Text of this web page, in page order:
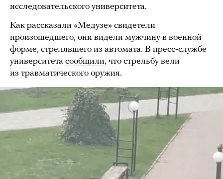
исследовательского университета.
Как рассказали «Медузе» свидетели
произошедшего, они видели мужчину в военной
форме, стрелявшего из автомата. В пресс-службе
университета сообщили, что стрельбу вели
из травматического оружия.